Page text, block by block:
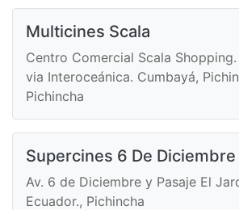
Multicines Scala
Centro Comercial Scala
via Interoceánica. Cumbayá,
Pichincha
Supercines 6 De Diciembre
Av. 6 de Diciembre y Pasaje El
Ecuador., Pichincha